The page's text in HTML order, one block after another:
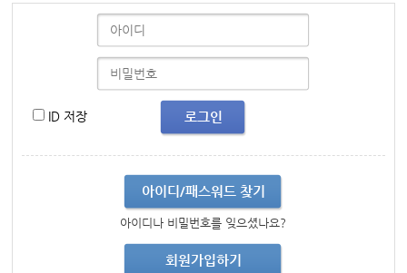
로그인
ID 저장
아이디/패스워드 찾기
아이디나 비밀번호를 잊으셨나요?
회원가입하기